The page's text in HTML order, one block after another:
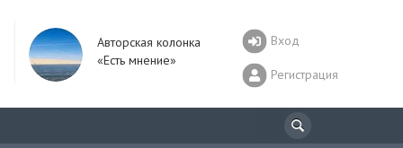
Авторская колонка
«Есть мнение»
Вход
Регистрация